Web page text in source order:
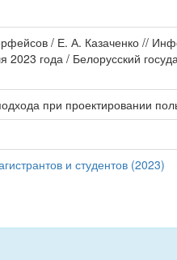
/ Е. А. Казаченко //
года / Белорусский
при проектировании
и студентов (2023)